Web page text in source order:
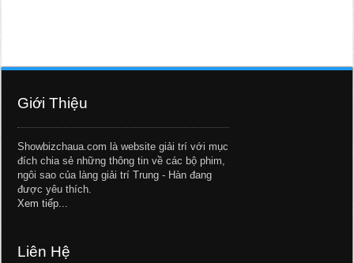
Giới Thiệu
Showbizchaua.com là website giải trí với mục
đích chia sẻ những thông tin về các bộ phim,
ngôi sao của làng giải trí Trung - Hàn đang
được yêu thích.
Xem tiếp...
Liên Hệ